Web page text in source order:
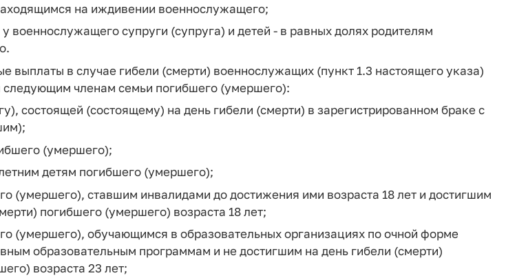
на иждивении военнослужащего;
у военнослужащего супруги (супруга) и детей - в равных долях родителям
выплаты в случае гибели (смерти) военнослужащих (пункт 1.3 настоящего указа)
следующим членам семьи погибшего (умершего):
состоящей (состоящему) на день гибели (смерти) в зарегистрированном браке с
(умершего);
детям погибшего (умершего);
(умершего), ставшим инвалидами до достижения ими возраста 18 лет и достигшим
погибшего (умершего) возраста 18 лет;
(умершего), обучающимся в образовательных организациях по очной форме
образовательным программам и не достигшим на день гибели (смерти)
возраста 23 лет;